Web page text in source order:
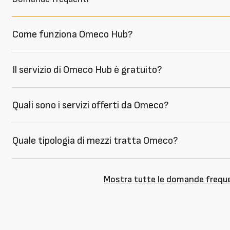
Come funziona Omeco Hub?
Il servizio di Omeco Hub è gratuito?
Quali sono i servizi offerti da Omeco?
Quale tipologia di mezzi tratta Omeco?
Mostra tutte le domande